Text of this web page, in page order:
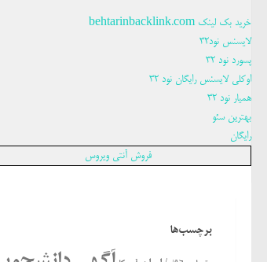
خرید بک لینک behtarinbacklink.com
لایسنس نود32
پسورد نود 32
اوکلی لایسنس رایگان نود 32
همیار نود 32
بهترین سئو
رایگان
فروش آنتی ویروس
برچسب‌ها